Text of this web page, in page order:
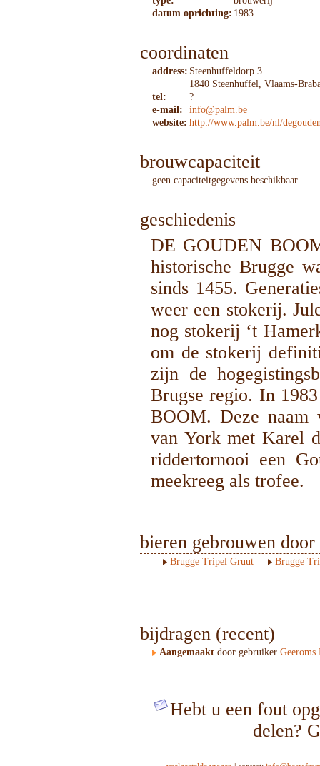
datum oprichting: 1983
coordinaten
address: Steenhuffeldorp 3
1840 Steenhuffel, Vlaams-
tel:
?
e-mail:
info@palm.be
website: http://www.palm.be/nl/
brouwcapaciteit
geen capaciteitgegevens beschikbaar.
geschiedenis
DE GOUDEN
historische Brugge
sinds 1455.
weer een stokerij.
nog stokerij ‘t
om de stokerij
zijn de
Brugse regio. In
BOOM. Deze naam
van York met Karel
riddertornooi een
meekreeg als trofee.
bieren gebrouwen door
Brugge Tripel Gruut Brugge
bijdragen (recent)
Aangemaakt door gebruiker Geeroms
Hebt u een fout
delen?